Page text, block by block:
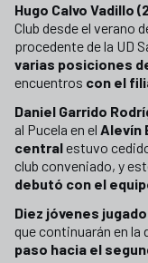
Hugo Calvo Vadillo
Club desde el verano
procedente de la UD
varias posiciones
encuentros con el
Daniel Garrido
al Pucela en el Alevín
centralestuvo
club conveniado, y
debutó con el
Diez jóvenes
que continuarán en
paso hacia el